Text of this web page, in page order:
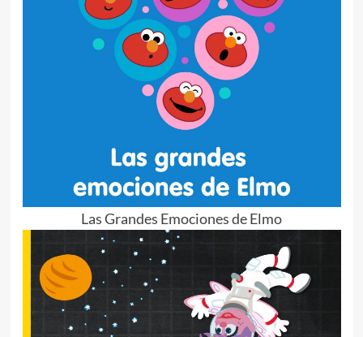
Las Grandes Emociones de Elmo